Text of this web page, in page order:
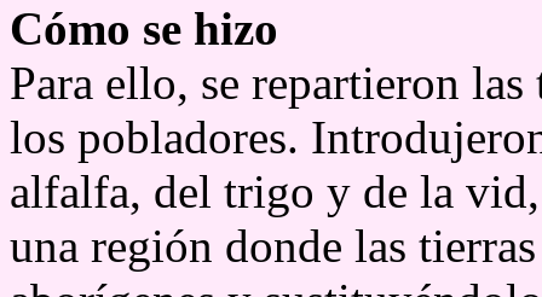
Cómo se hizo
Para ello, se repartieron
los pobladores.
alfalfa, del trigo y de la
una región donde las